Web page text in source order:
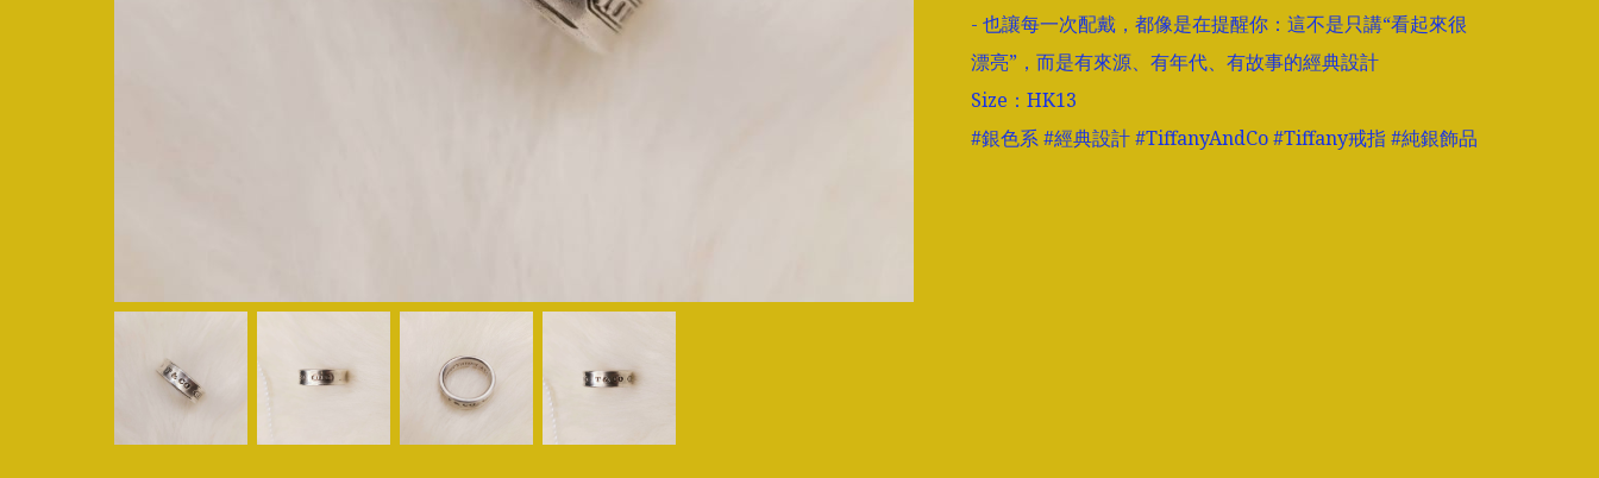
- 也讓每一次配戴，都像是在提醒你：這不是只講“看起來很
漂亮”，而是有來源、有年代、有故事的經典設計
Size：HK13
#銀色系 #經典設計 #TiffanyAndCo #Tiffany戒指 #純銀飾品